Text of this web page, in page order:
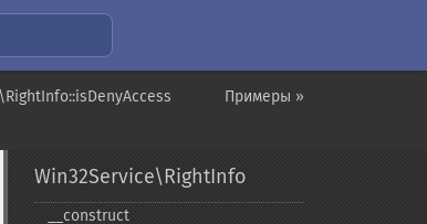
Примеры »
Win32Service\RightInfo
_​_​construct